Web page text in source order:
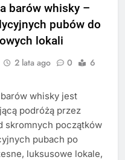
barów whisky –
pubów do
lokali
2 lata ago 0
6
whisky jest
podróżą przez
skromnych początków
pubach po
luksusowe lokale,